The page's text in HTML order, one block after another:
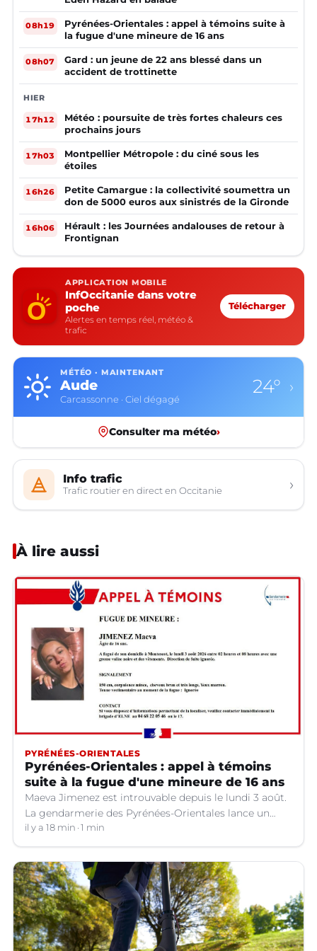
08h19
Pyrénées-Orientales : appel à témoins suite à
la fugue d'une mineure de 16 ans
08h07
Gard : un jeune de 22 ans blessé dans un
accident de trottinette
HIER
17h12
Météo : poursuite de très fortes chaleurs ces
prochains jours
17h03
Montpellier Métropole : du ciné sous les
étoiles
16h26
Petite Camargue : la collectivité soumettra un
don de 5000 euros aux sinistrés de la Gironde
16h06
Hérault : les Journées andalouses de retour à
Frontignan
APPLICATION MOBILE
InfOccitanie dans votre
poche
Alertes en temps réel, météo &
trafic
Télécharger
MÉTÉO · MAINTENANT
Aude
Carcassonne · Ciel dégagé
24° ›
Consulter ma météo›
Info trafic
Trafic routier en direct en Occitanie ›
À lire aussi
PYRÉNÉES-ORIENTALES
Pyrénées-Orientales : appel à témoins
suite à la fugue d'une mineure de 16 ans
Maeva Jimenez est introuvable depuis le lundi 3 août.
La gendarmerie des Pyrénées-Orientales lance un
appel à témoins.
il y a 18 min 1 min